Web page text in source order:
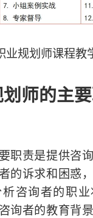
业规划师课程教
师的主
职责是提供咨
的诉求和困惑
咨询者的职
询者的教育背景